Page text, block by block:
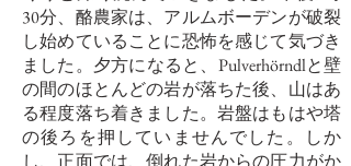
30分、酪農家は、アルムボーデンが破裂
し始めていることに恐怖を感じて気づき
ました。夕方になると、Pulverhörndlと壁
の間のほとんどの岩が落ちた後、山はあ
る程度落ち着きました。岩盤はもはや塔
の後ろを押していませんでした。しか
し、正面では、倒れた岩からの圧力がか